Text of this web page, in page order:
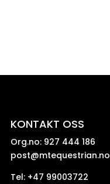
KONTAKT OSS
Org.no: 927 444 186
post@mtequestrian.no
Tel: +47 99003722